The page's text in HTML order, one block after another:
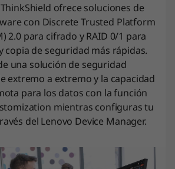
ofrece soluciones de
con Discrete Trusted Platform
2.0 para cifrado y RAID 0/1 para
copia de seguridad más rápidas.
una solución de seguridad
extremo a extremo y la capacidad
para los datos con la función
mientras configuras tu
del Lenovo Device Manager.